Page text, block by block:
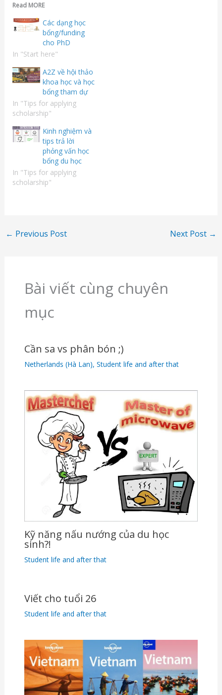
Read MORE
Các dạng học
bổng/funding
cho PhD
In "Start here"
A2Z về hội thảo
khoa học và học
bổng tham dự
In "Tips for applying
scholarship"
Kinh nghiệm và
tips trả lời
phỏng vấn học
bổng du học
In "Tips for applying
scholarship"
← Previous Post Next Post →
Bài viết cùng chuyên
mục
Cần sa vs phân bón ;)
Netherlands (Hà Lan), Student life and after that
Kỹ năng nấu nướng của du học
sinh?!
Student life and after that
Viết cho tuổi 26
Student life and after that